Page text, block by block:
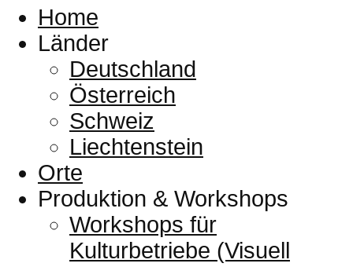
Home
Länder
Deutschland
Österreich
Schweiz
Liechtenstein
Orte
Produktion & Workshops
Workshops für
Kulturbetriebe (Visuell